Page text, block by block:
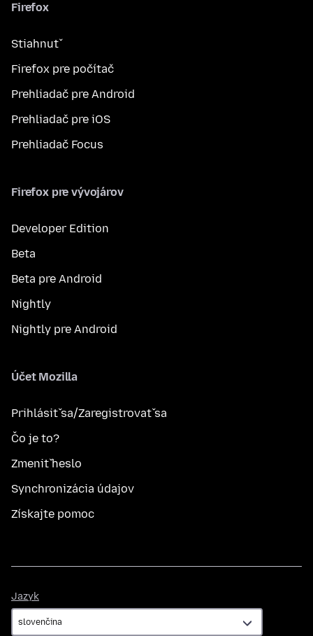
Firefox
Stiahnuť
Firefox pre počítač
Prehliadač pre Android
Prehliadač pre iOS
Prehliadač Focus
Firefox pre vývojárov
Developer Edition
Beta
Beta pre Android
Nightly
Nightly pre Android
Účet Mozilla
Prihlásiť sa/Zaregistrovať sa
Čo je to?
Zmeniť heslo
Synchronizácia údajov
Získajte pomoc
Jazyk